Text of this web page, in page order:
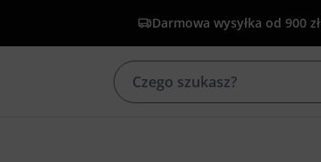
Darmowa wysyłka od 900 zł